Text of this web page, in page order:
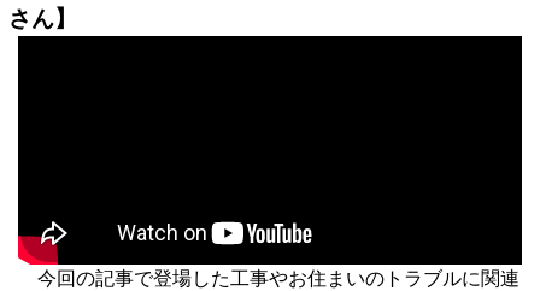
さん】
今回の記事で登場した工事やお住まいのトラブルに関連